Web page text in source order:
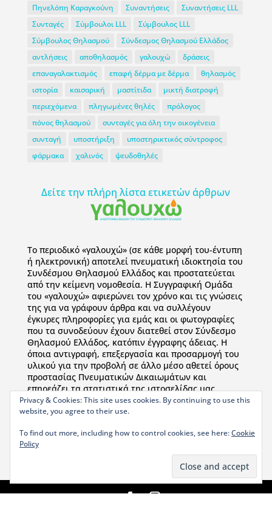
Πηνελόπη Καραγκούνη
Συναντήσεις
Συναντήσεις LLL
Συνταγές
Σύμβουλοι LLL
Σύμβουλος LLL
Σύμβουλος Θηλασμού
Σύνδεσμος Θηλασμού Ελλάδος
αντλήσεις
αποθηλασμός γαλουχώ
δράσεις
επαναγαλακτισμός
επαφή δέρμα με δέρμα
θηλασμός
ιστορία
καισαρική μαστίτιδα
μικτή διατροφή
περιεχόμενα
πληγωμένες θηλές
πρόλογος
πόνος θηλασμού
συνταγές για όλη την οικογένεια
συνταγή
υποστήριξη
υποστηρικτικός σύντροφος
φάρμακα
χαλινός ψευδοθηλές
Δείτε την πλήρη λίστα ετικετών άρθρων
To περιοδικό «γαλουχώ» (σε κάθε μορφή του-έντυπη
ή ηλεκτρονική) αποτελεί πνευματική ιδιοκτησία του
Συνδέσμου Θηλασμού Ελλάδος και προστατεύεται
από την κείμενη νομοθεσία. Η Συγγραφική Ομάδα
του «γαλουχώ» αφιερώνει τον χρόνο και τις γνώσεις
της για να γράφουν άρθρα και να συλλέγουν
έγκυρες πληροφορίες για εμάς και οι φωτογραφίες
που τα συνοδεύουν έχουν διατεθεί στον Σύνδεσμο
Θηλασμού Ελλάδος, κατόπιν έγγραφης άδειας. Η
όποια αντιγραφή, επεξεργασία και προσαρμογή του
υλικού για την προβολή σε άλλο μέσο αθετεί όρους
προστασίας Πνευματικών Δικαιωμάτων και
επηρεάζει τα στατιστικά της ιστοσελίδας μας.
Παρακαλούμε χρησιμοποιείτε παραπομπή στις
ιστοσελίδες μας: www.galoucho-lllgr.org &
Privacy & Cookies: This site uses cookies. By continuing to use this
website, you agree to their use.
To find out more, including how to control cookies, see here:Cookie
Policy